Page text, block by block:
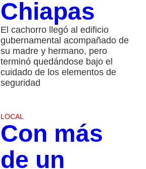
Chiapas
El cachorro llegó al edificio
gubernamental acompañado de
su madre y hermano, pero
terminó quedándose bajo el
cuidado de los elementos de
seguridad
LOCAL
Con más
de un